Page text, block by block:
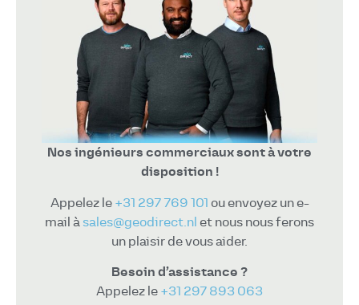
Nos ingénieurs commerciaux sont à votre
disposition !
Appelez le +31 297 769 101 ou envoyez un e-
mail à sales@geodirect.nl et nous nous ferons
un plaisir de vous aider.
Besoin d’assistance ?
Appelez le +31 297 893 063